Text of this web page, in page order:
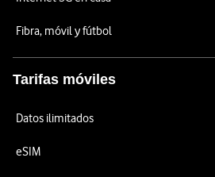
Fibra, móvil y fútbol
Tarifas móviles
Datos ilimitados
eSIM